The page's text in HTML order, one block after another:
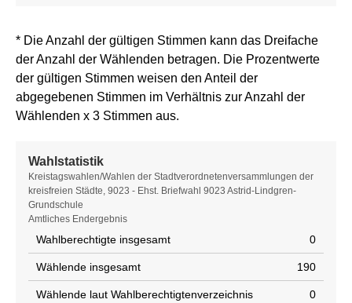
* Die Anzahl der gültigen Stimmen kann das Dreifache
der Anzahl der Wählenden betragen. Die Prozentwerte
der gültigen Stimmen weisen den Anteil der
abgegebenen Stimmen im Verhältnis zur Anzahl der
Wählenden x 3 Stimmen aus.
Wahlstatistik
Wahlstatistik
Kreistagswahlen/Wahlen der Stadtverordnetenversammlungen der
kreisfreien Städte, 9023 - Ehst. Briefwahl 9023 Astrid-Lindgren-
Grundschule
Amtliches Endergebnis
Wahlberechtigte insgesamt 0
Wählende insgesamt 190
Wählende laut Wahlberechtigtenverzeichnis 0